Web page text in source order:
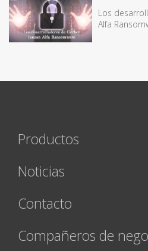
Los
Alfa
Productos
Noticias
Contacto
Compañeros de